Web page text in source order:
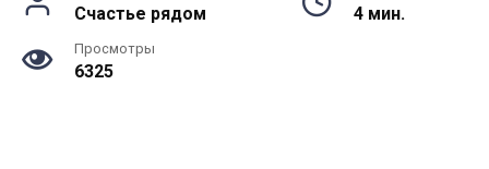
Счастье рядом 4 мин.
Просмотры
6325